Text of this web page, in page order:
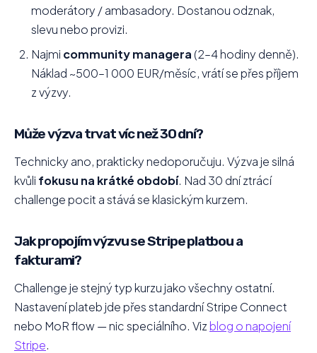
moderátory / ambasadory. Dostanou odznak,
slevu nebo provizi.
Najmi community managera (2–4 hodiny denně).
Náklad ~500–1 000 EUR/měsíc, vrátí se přes příjem
z výzvy.
Může výzva trvat víc než 30 dní?
Technicky ano, prakticky nedoporučuju. Výzva je silná
kvůli fokusu na krátké období. Nad 30 dní ztrácí
challenge pocit a stává se klasickým kurzem.
Jak propojím výzvu se Stripe platbou a
fakturami?
Challenge je stejný typ kurzu jako všechny ostatní.
Nastavení plateb jde přes standardní Stripe Connect
nebo MoR flow — nic speciálního. Viz blog o napojení
Stripe.